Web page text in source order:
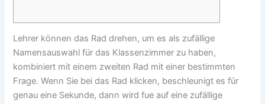
Lehrer können das Rad drehen, um es als zufällige
Namensauswahl für das Klassenzimmer zu haben,
kombiniert mit einem zweiten Rad mit einer bestimmten
Frage. Wenn Sie bei das Rad klicken, beschleunigt es für
genau eine Sekunde, dann wird fue auf eine zufällige